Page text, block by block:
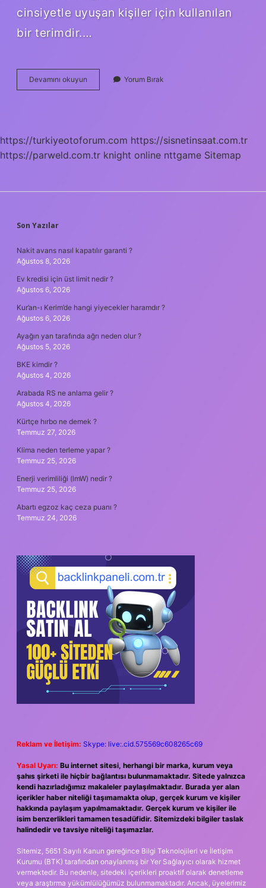
cinsiyetle uyuşan kişiler için kullanılan
bir terimdir.…
Devamını okuyun Cisgender
Hetero
Yorum Bırak
https://turkiyeotoforum.com https://sisnetinsaat.com.tr
https://parweld.com.tr knight online nttgame Sitemap
SIDEBAR
Son Yazılar
Nakit avans nasıl kapatılır garanti ?
Ağustos 8, 2026
Ev kredisi için üst limit nedir ?
Ağustos 6, 2026
Kur’an-ı Kerim’de hangi yiyecekler haramdır ?
Ağustos 6, 2026
Ayağın yan tarafında ağrı neden olur ?
Ağustos 5, 2026
BKE kimdir ?
Ağustos 4, 2026
Arabada RS ne anlama gelir ?
Ağustos 4, 2026
Kürtçe hırbo ne demek ?
Temmuz 27, 2026
Klima neden terleme yapar ?
Temmuz 25, 2026
Enerji verimliliği (lmW) nedir ?
Temmuz 25, 2026
Abartı egzoz kaç ceza puanı ?
Temmuz 24, 2026
Reklam ve İletişim: Skype: live:.cid.575569c608265c69
Yasal Uyarı: Bu internet sitesi, herhangi bir marka, kurum veya
şahıs şirketi ile hiçbir bağlantısı bulunmamaktadır. Sitede yalnızca
kendi hazırladığımız makaleler paylaşılmaktadır. Burada yer alan
içerikler haber niteliği taşımamakta olup, gerçek kurum ve kişiler
hakkında paylaşım yapılmamaktadır. Gerçek kurum ve kişiler ile
isim benzerlikleri tamamen tesadüfidir. Sitemizdeki bilgiler taslak
halindedir ve tavsiye niteliği taşımazlar.
Sitemiz, 5651 Sayılı Kanun gereğince Bilgi Teknolojileri ve İletişim
Kurumu (BTK) tarafından onaylanmış bir Yer Sağlayıcı olarak hizmet
vermektedir. Bu nedenle, sitedeki içerikleri proaktif olarak denetleme
veya araştırma yükümlülüğümüz bulunmamaktadır. Ancak, üyelerimiz